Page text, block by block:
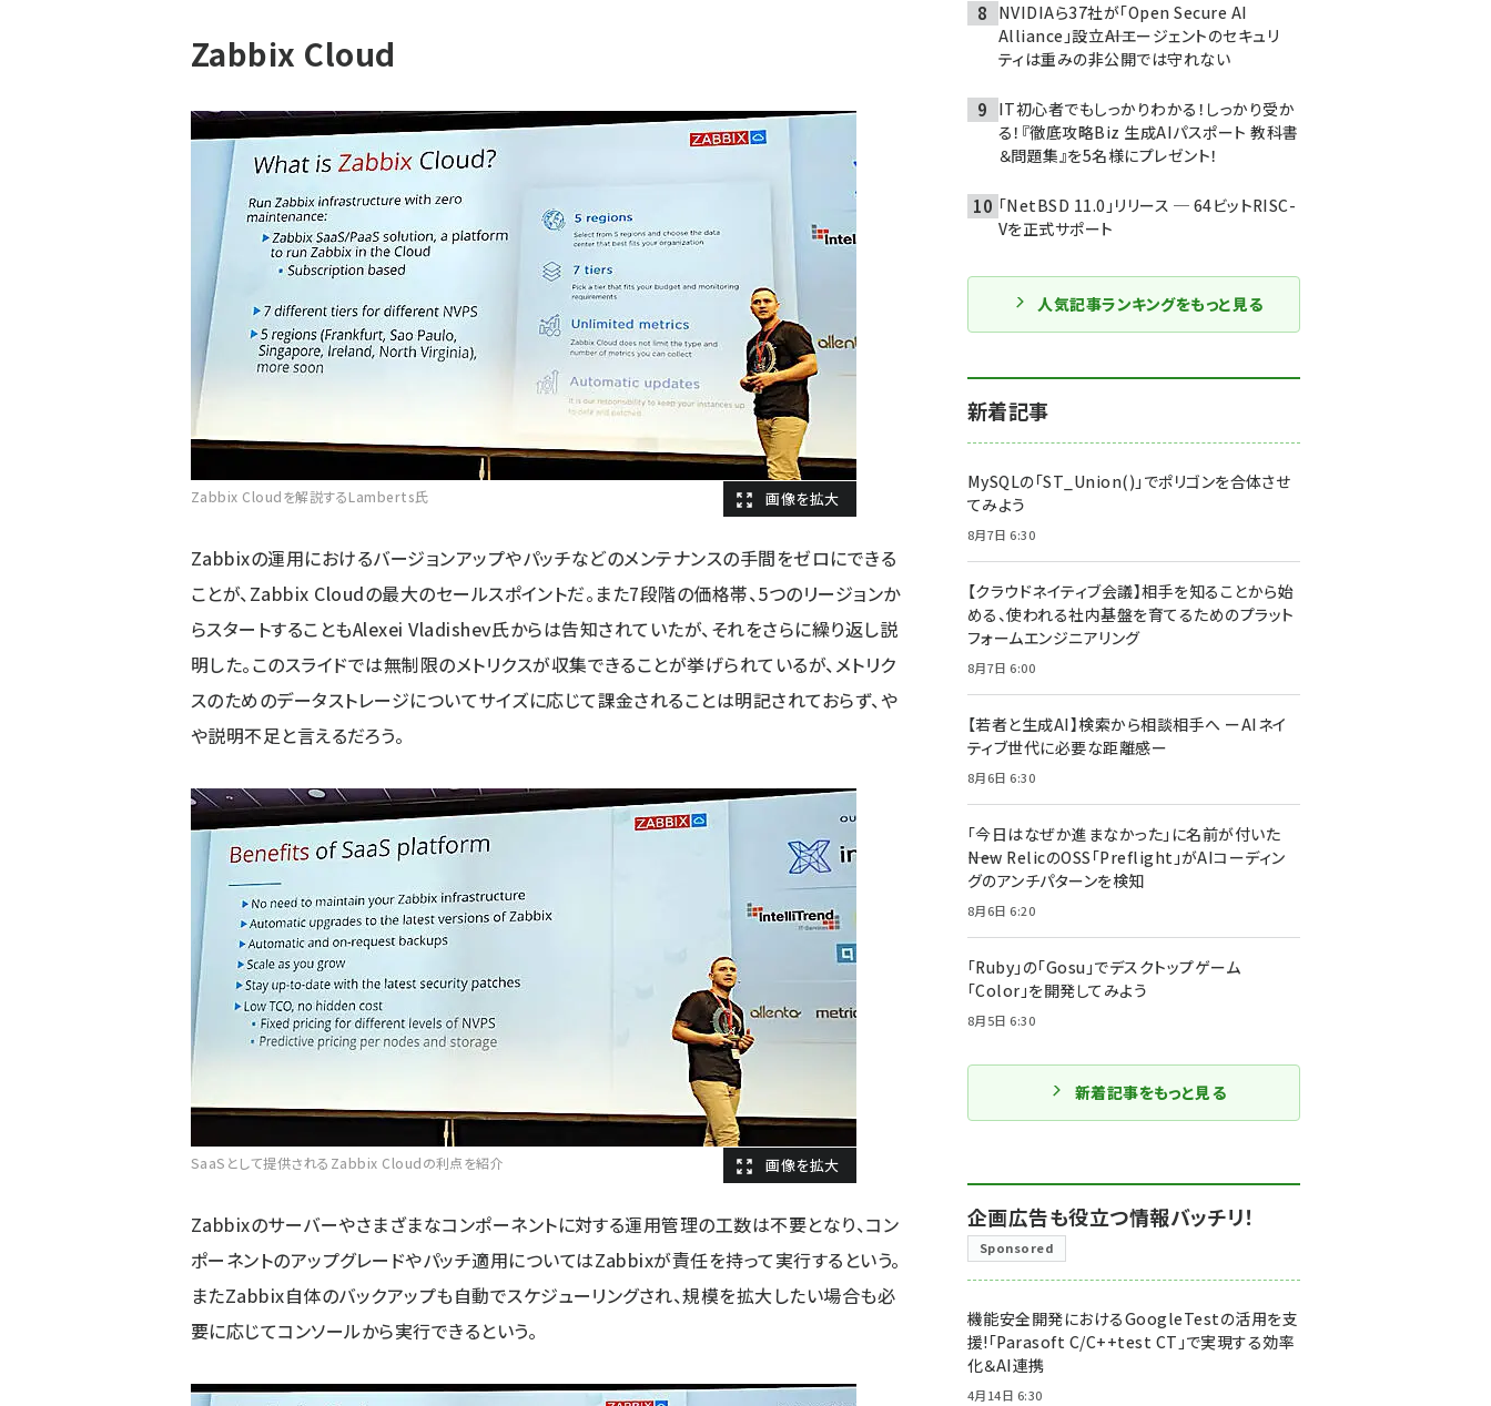
Zabbix Cloud
Zabbix Cloudを解説するLamberts氏
Zabbixの運用におけるバージョンアップやパッチなどのメンテナンスの手間をゼロにできる
ことが、Zabbix Cloudの最大のセールスポイントだ。また7段階の価格帯、5つのリージョンか
らスタートすることもAlexei Vladishev氏からは告知されていたが、それをさらに繰り返し説
明した。このスライドでは無制限のメトリクスが収集できることが挙げられているが、メトリク
スのためのデータストレージについてサイズに応じて課金されることは明記されておらず、や
や説明不足と言えるだろう。
SaaSとして提供されるZabbix Cloudの利点を紹介
Zabbixのサーバーやさまざまなコンポーネントに対する運用管理の工数は不要となり、コン
ポーネントのアップグレードやパッチ適用についてはZabbixが責任を持って実行するという。
またZabbix自体のバックアップも自動でスケジューリングされ、規模を拡大したい場合も必
要に応じてコンソールから実行できるという。
NVIDIAら37社が「Open Secure AI
Alliance」設立――AIエージェントのセキュリ
ティは重みの非公開では守れない
IT初心者でもしっかりわかる！しっかり受か
る！『徹底攻略Biz 生成AIパスポート 教科書
＆問題集』を5名様にプレゼント！
「NetBSD 11.0」リリース ─ 64ビットRISC-
Vを正式サポート
人気記事ランキングをもっと見る
新着記事
MySQLの「ST_Union()」でポリゴンを合体させ
てみよう
8月7日 6:30
【クラウドネイティブ会議】相手を知ることから始
める、使われる社内基盤を育てるためのプラット
フォームエンジニアリング
8月7日 6:00
【若者と生成AI】検索から相談相手へ ーAIネイ
ティブ世代に必要な距離感ー
8月6日 6:30
「今日はなぜか進まなかった」に名前が付いた
――New RelicのOSS「Preflight」がAIコーディン
グのアンチパターンを検知
8月6日 6:20
「Ruby」の「Gosu」でデスクトップゲーム
「Color」を開発してみよう
8月5日 6:30
新着記事をもっと見る
企画広告も役立つ情報バッチリ！
Sponsored
機能安全開発におけるGoogleTestの活用を支
援!「Parasoft C/C++test CT」で実現する効率
化＆AI連携
4月14日 6:30